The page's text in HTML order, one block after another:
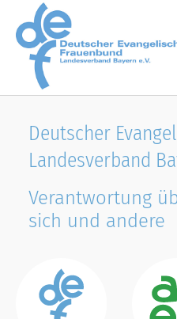
Skip to main content
Deutscher
Landesverband
Verantwortung
sich und andere